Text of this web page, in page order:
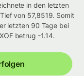
in den letzten
von 57,8519. Somit
letzten 90 Tage bei
betrug -1.14.